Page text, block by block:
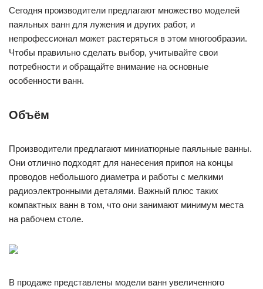
Сегодня производители предлагают множество моделей
паяльных ванн для лужения и других работ, и
непрофессионал может растеряться в этом многообразии.
Чтобы правильно сделать выбор, учитывайте свои
потребности и обращайте внимание на основные
особенности ванн.
Объём
Производители предлагают миниатюрные паяльные ванны.
Они отлично подходят для нанесения припоя на концы
проводов небольшого диаметра и работы с мелкими
радиоэлектронными деталями. Важный плюс таких
компактных ванн в том, что они занимают минимум места
на рабочем столе.
В продаже представлены модели ванн увеличенного